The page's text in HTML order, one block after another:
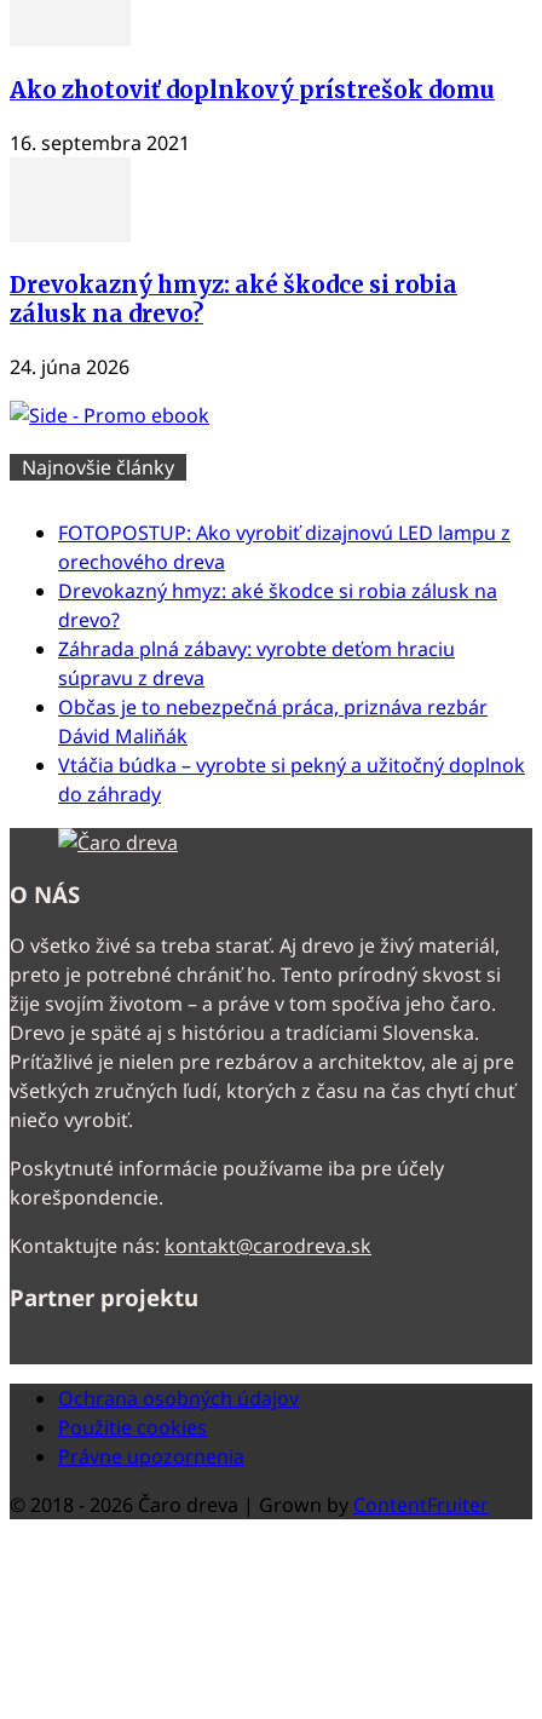
Ako zhotoviť doplnkový prístrešok domu
16. septembra 2021
Drevokazný hmyz: aké škodce si robia
zálusk na drevo?
24. júna 2026
Najnovšie články
FOTOPOSTUP: Ako vyrobiť dizajnovú LED lampu z
orechového dreva
Drevokazný hmyz: aké škodce si robia zálusk na
drevo?
Záhrada plná zábavy: vyrobte deťom hraciu
súpravu z dreva
Občas je to nebezpečná práca, priznáva rezbár
Dávid Maliňák
Vtáčia búdka – vyrobte si pekný a užitočný doplnok
do záhrady
O NÁS
O všetko živé sa treba starať. Aj drevo je živý materiál,
preto je potrebné chrániť ho. Tento prírodný skvost si
žije svojím životom – a práve v tom spočíva jeho čaro.
Drevo je späté aj s históriou a tradíciami Slovenska.
Príťažlivé je nielen pre rezbárov a architektov, ale aj pre
všetkých zručných ľudí, ktorých z času na čas chytí chuť
niečo vyrobiť.
Poskytnuté informácie používame iba pre účely
korešpondencie.
Kontaktujte nás: kontakt@carodreva.sk
Partner projektu
Ochrana osobných údajov
Použitie cookies
Právne upozornenia
© 2018 - 2026 Čaro dreva | Grown by ContentFruiter